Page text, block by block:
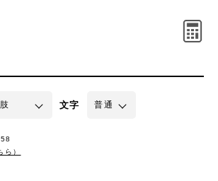
文字
ら）